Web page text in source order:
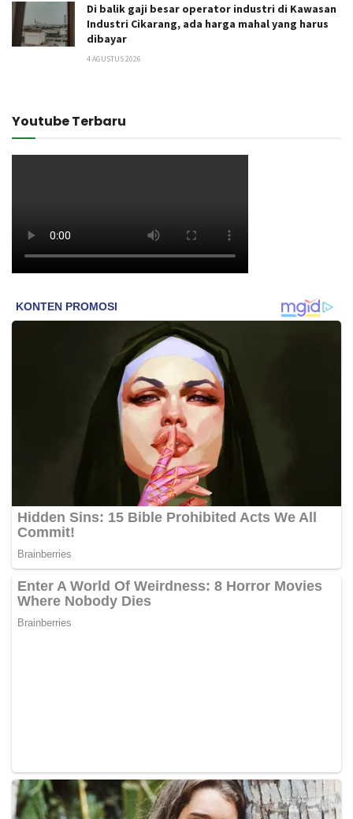
Di balik gaji besar operator industri di Kawasan
Industri Cikarang, ada harga mahal yang harus
dibayar
4 AGUSTUS 2026
Youtube Terbaru